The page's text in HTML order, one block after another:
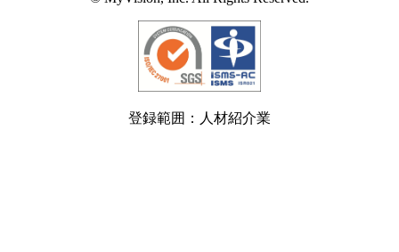
登録範囲：人材紹介業